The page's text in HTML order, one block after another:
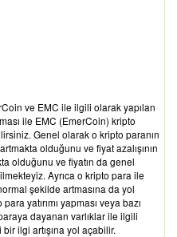
ve EMC ile ilgili olarak yapılan
ile EMC (EmerCoin) kripto
Genel olarak o kripto paranın
olduğunu ve fiyat azalışının
olduğunu ve fiyatın da genel
Ayrıca o kripto para ile
şekilde artmasına da yol
yatırımı yapması veya bazı
dayanan varlıklar ile ilgili
ilgi artışına yol açabilir.